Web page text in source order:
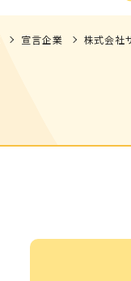
宣言企業 株式会社